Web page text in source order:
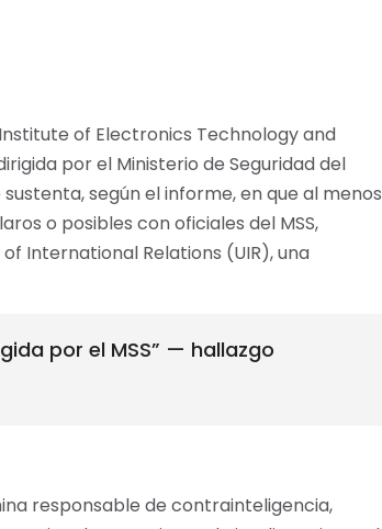
of Electronics Technology and
por el Ministerio de Seguridad del
según el informe, en que al menos
o posibles con oficiales del MSS,
International Relations (UIR), una
por el MSS” — hallazgo
responsable de contrainteligencia,